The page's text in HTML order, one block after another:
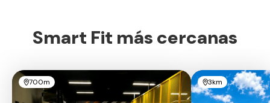
Smart Fit más cercanas
700m 3km